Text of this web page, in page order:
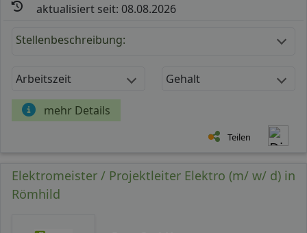
aktualisiert seit: 08.08.2026
Stellenbeschreibung:
Arbeitszeit Gehalt
mehr Details
Teilen
Elektromeister / Projektleiter Elektro (m/ w/ d) in
Römhild